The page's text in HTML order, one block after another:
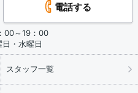
電話する
00～19：00
日・水曜日
スタッフ一覧